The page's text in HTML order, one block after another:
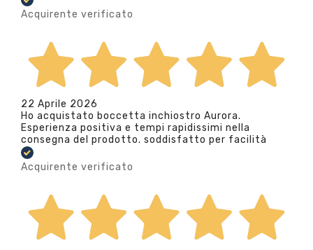
Acquirente verificato
22 Aprile 2026
Ho acquistato boccetta inchiostro Aurora.
Esperienza positiva e tempi rapidissimi nella
consegna del prodotto. soddisfatto per facilità
Acquirente verificato